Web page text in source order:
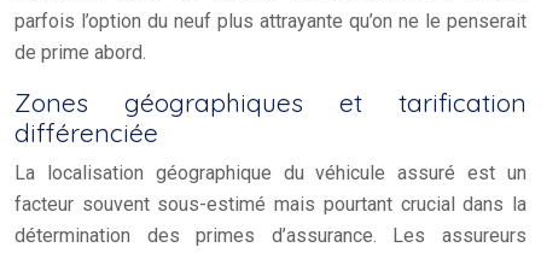
parfois l’option du neuf plus attrayante qu’on ne le penserait
de prime abord.
Zones géographiques et tarification
différenciée
La localisation géographique du véhicule assuré est un
facteur souvent sous-estimé mais pourtant crucial dans la
détermination des primes d’assurance. Les assureurs